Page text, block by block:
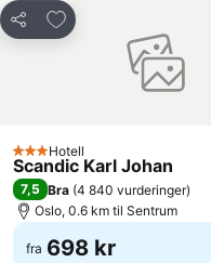
Del
Legg til i favoritter
3 Stjerner
Hotell
Scandic Karl Johan
7,5 Bra (4 840 vurderinger)
Oslo, 0.6 km til Sentrum
fra 698 kr